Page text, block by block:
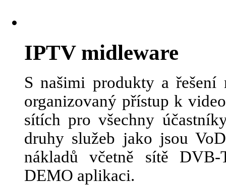
IPTV midleware
S našimi produkty a řešení
organizovaný přístup k
sítích pro všechny
druhy služeb jako jsou
nákladů včetně sítě
DEMO aplikaci.